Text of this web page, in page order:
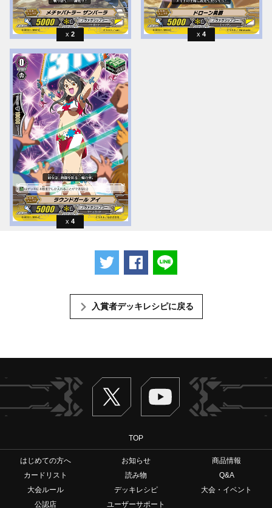
2 4
4
ツイートするFacebookでシェアする
入賞者デッキレシピに戻る
Twitter ヴァンガードch
TOP
はじめての方へ お知らせ
商品情報
カードリスト
読み物
Q&A
大会ルール
デッキレシピ
大会・イベント
公認店
ユーザーサポート